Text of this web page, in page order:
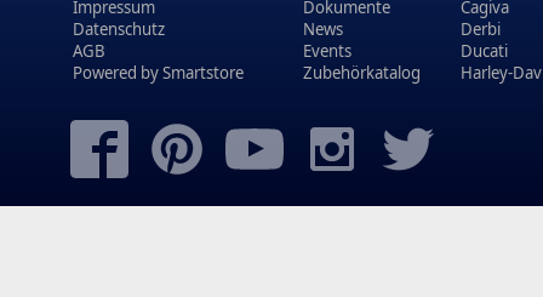
Impressum
Datenschutz
AGB
Powered bySmartstore
Dokumente
News
Events
Zubehörkatalog
Cagiva
Derbi
Ducati
Harley-